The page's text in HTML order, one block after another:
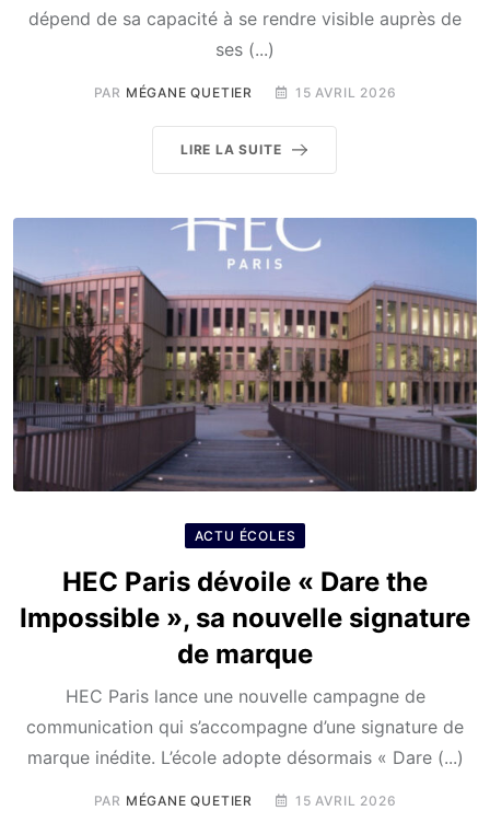
dépend de sa capacité à se rendre visible auprès de
ses (...)
PAR MÉGANE QUETIER 15 AVRIL 2026
LIRE LA SUITE
ACTU ÉCOLES
HEC Paris dévoile « Dare the
Impossible », sa nouvelle signature
de marque
HEC Paris lance une nouvelle campagne de
communication qui s’accompagne d’une signature de
marque inédite. L’école adopte désormais « Dare (...)
PAR MÉGANE QUETIER 15 AVRIL 2026